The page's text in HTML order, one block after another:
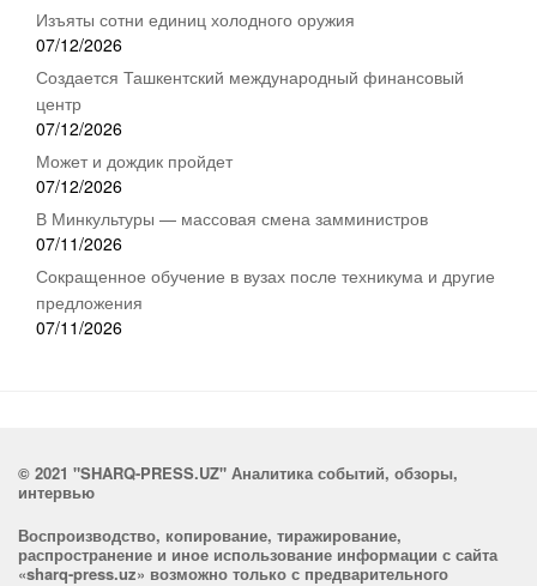
Изъяты сотни единиц холодного оружия
07/12/2026
Создается Ташкентский международный финансовый
центр
07/12/2026
Может и дождик пройдет
07/12/2026
В Минкультуры — массовая смена замминистров
07/11/2026
Сокращенное обучение в вузах после техникума и другие
предложения
07/11/2026
© 2021 "SHARQ-PRESS.UZ" Аналитика событий, обзоры,
интервью
Воспроизводство, копирование, тиражирование,
распространение и иное использование информации с сайта
«sharq-press.uz» возможно только с предварительного